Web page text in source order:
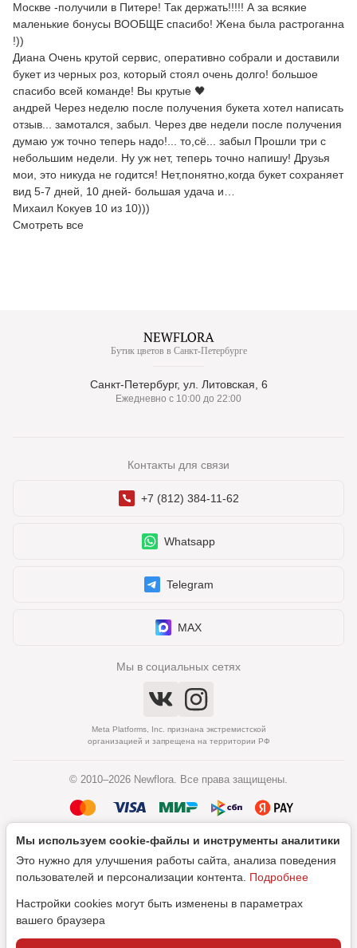
Москве -получили в Питере! Так держать!!!!! А за всякие
маленькие бонусы ВООБЩЕ спасибо! Жена была растроганна
!))
Диана Очень крутой сервис, оперативно собрали и доставили
букет из черных роз, который стоял очень долго! большое
спасибо всей команде! Вы крутые 🖤
андрей Через неделю после получения букета хотел написать
отзыв... замотался, забыл. Через две недели после получения
думаю уж точно теперь надо!... то,сё... забыл Прошли три с
небольшим недели. Ну уж нет, теперь точно напишу! Друзья
мои, это никуда не годится! Нет,понятно,когда букет сохраняет
вид 5-7 дней, 10 дней- большая удача и…
Михаил Кокуев 10 из 10)))
Смотреть все
Бутик цветов в Санкт-Петербурге
Санкт-Петербург, ул. Литовская, 6
Ежедневно с 10:00 до 22:00
Контакты для связи
+7 (812) 384-11-62
Whatsapp
Telegram
MAX
Мы в социальных сетях
Meta Platforms, Inc. признана экстремистской
организацией и запрещена на территории РФ
© 2010–2026 Newflora. Все права защищены.
Политика обработки персональных данных
Согласие на обработку персональных данных
Мы используем cookie‑файлы и инструменты аналитики
Это нужно для улучшения работы сайта, анализа поведения
пользователей и персонализации контента. Подробнее
Настройки cookies могут быть изменены в параметрах
вашего браузера